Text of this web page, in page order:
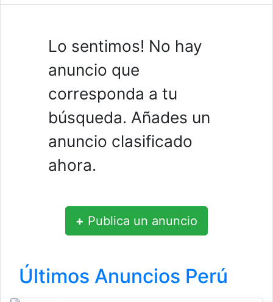
Lo sentimos! No hay
anuncio que
corresponda a tu
búsqueda. Añades un
anuncio clasificado
ahora.
+ Publica un anuncio
Últimos Anuncios Perú